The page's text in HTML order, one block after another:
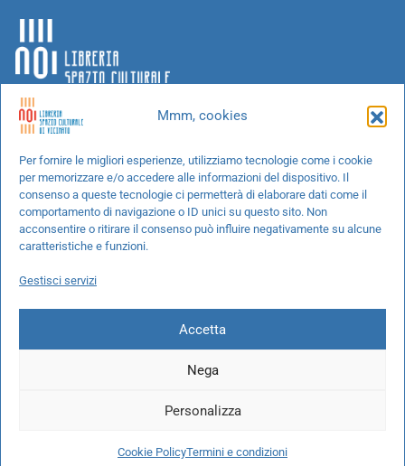
Mmm, cookies
Per fornire le migliori esperienze, utilizziamo tecnologie come i cookie
per memorizzare e/o accedere alle informazioni del dispositivo. Il
consenso a queste tecnologie ci permetterà di elaborare dati come il
comportamento di navigazione o ID unici su questo sito. Non
acconsentire o ritirare il consenso può influire negativamente su alcune
caratteristiche e funzioni.
Gestisci servizi
Accetta
Nega
Personalizza
Cookie PolicyTermini e condizioni
Chi siamo
Progetti speciali
Richiedi un libro
Spedizioni
Cookie Policy
10694580969
IT37L0503401651000000004422